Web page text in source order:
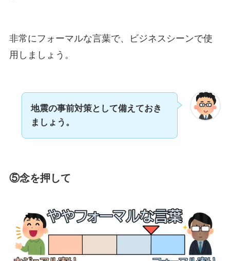
非常にフォーマルな言葉で、ビジネスシーンで使
用しましょう。
地震の事前対策として備えておき
ましょう。
⑤念を押して